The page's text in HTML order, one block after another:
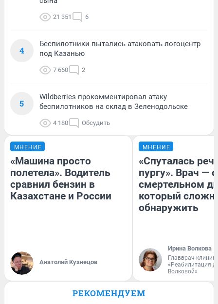
21 351 6
4
Беспилотники пытались атаковать логоцентр
под Казанью
7 660 2
5
Wildberries прокомментировал атаку
беспилотников на склад в Зеленодольске
4 180 Обсудить
МНЕНИЕ
«Машина просто
полетела». Водитель
сравнил бензин в
Казахстане и России
Анатолий Кузнецов
МНЕНИЕ
«Спуталась
пургу». Врач — о
смертельном
который
обнаружить
Ирина Волкова
Главврач
«Реабилитация
Волковой»
РЕКОМЕНДУЕМ